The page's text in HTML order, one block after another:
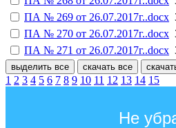
ПА № 269 от 26.07.2017г..docx
ПА № 270 от 26.07.2017г..docx
ПА № 271 от 26.07.2017г..docx
выделить все скачать все
1 2 3 4 5 6 7 8 9 10 11 12 13 14 15
Не